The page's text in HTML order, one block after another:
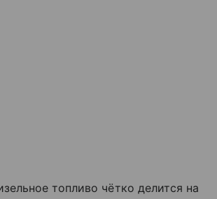
топливо чётко делится на